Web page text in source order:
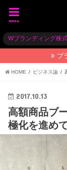
menu
Wブランディング株
ブ
HOME ビジネス論
2017.10.13
高額商品ブ
極化を進め